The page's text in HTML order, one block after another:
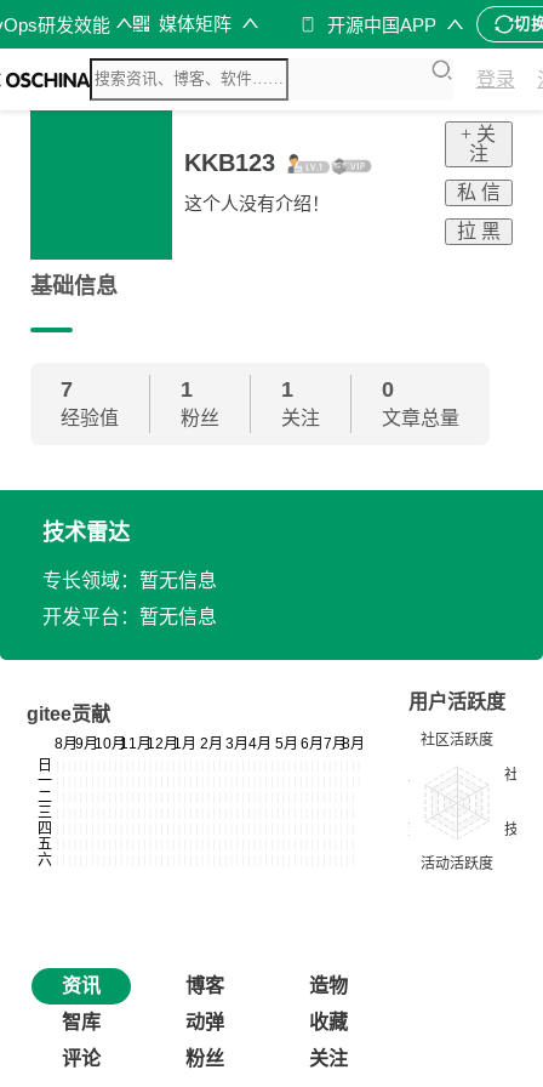
研发效能 媒体矩阵 开源中国APP 切
登录
KKB123
这个人没有介绍！
+ 关
注
私 信
拉 黑
基础信息
7
经验值
1
粉丝
1
关注
0
文章总量
技术雷达
专长领域：暂无信息
开发平台：暂无信息
gitee贡献
用户活跃度
资讯 博客
造物
智库
动弹
收藏
评论
粉丝 关注